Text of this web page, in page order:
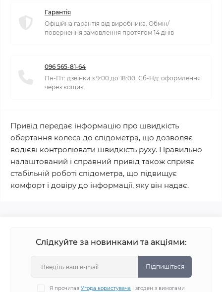
Гарантія
Офіційна гарантія від виробника. Обмін/
повернення замовлення протягом 14 днів
096 565-81-64
Пн-Пт: дзвінки з 9:00 до 18:00. Сб-Нд: оформлення
через кошик.
Привід передає інформацію про швидкість
обертання колеса до спідометра, що дозволяє
водієві контролювати швидкість руху. Правильно
налаштований і справний привід також сприяє
стабільній роботі спідометра, що підвищує
комфорт і довіру до інформації, яку він надає.
Слідкуйте за новинками та акціями:
Підпишіться
Я прочитав Угода користувача і згоден з вимогами